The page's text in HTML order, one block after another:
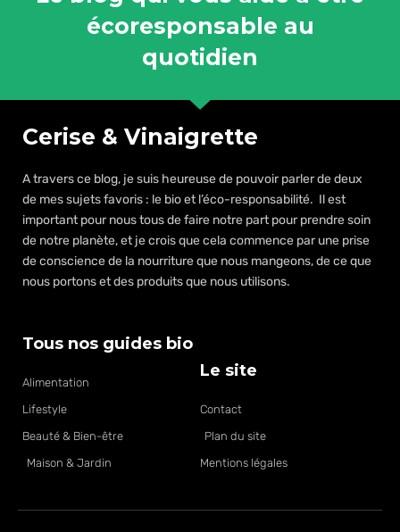
écoresponsable au
quotidien
Cerise & Vinaigrette
A travers ce blog, je suis heureuse de pouvoir parler de deux
de mes sujets favoris : le bio et l’éco-responsabilité. Il est
important pour nous tous de faire notre part pour prendre soin
de notre planète, et je crois que cela commence par une prise
de conscience de la nourriture que nous mangeons, de ce que
nous portons et des produits que nous utilisons.
Tous nos guides bio
Alimentation
Lifestyle
Beauté & Bien-être
Maison & Jardin
Le site
Contact
Plan du site
Mentions légales